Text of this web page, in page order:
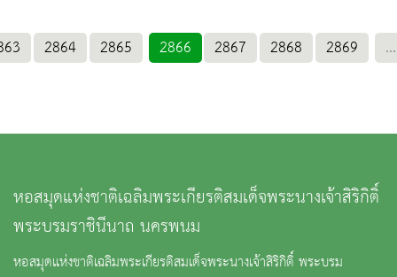
2864 2865 2866 2867 2868 2869 ...
หอสมุดแห่งชาติเฉลิมพระเกียรติสมเด็จพระนางเจ้าสิริกิติ์
พระบรมราชินีนาถ นครพนม
หอสมุดแห่งชาติเฉลิมพระเกียรติสมเด็จพระนางเจ้าสิริกิติ์ พระบรม